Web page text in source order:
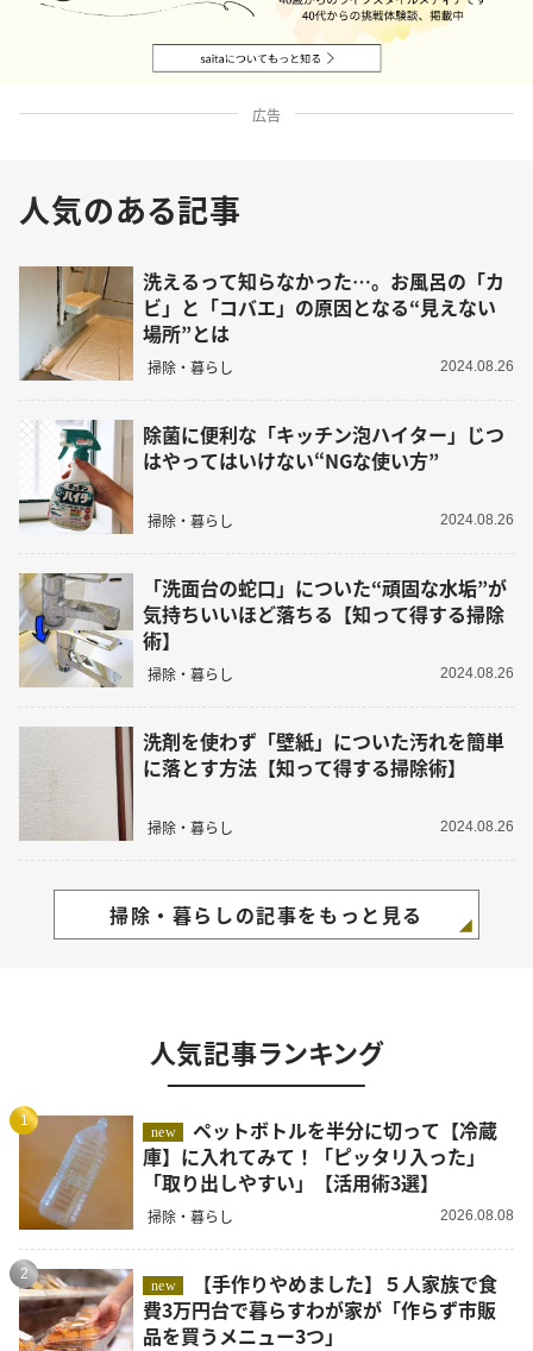
広告
人気のある記事
洗えるって知らなかった…。お風呂の「カ
ビ」と「コバエ」の原因となる“見えない
場所”とは
掃除・暮らし 2024.08.26
除菌に便利な「キッチン泡ハイター」じつ
はやってはいけない“NGな使い方”
掃除・暮らし 2024.08.26
「洗面台の蛇口」についた“頑固な水垢”が
気持ちいいほど落ちる【知って得する掃除
術】
掃除・暮らし 2024.08.26
洗剤を使わず「壁紙」についた汚れを簡単
に落とす方法【知って得する掃除術】
掃除・暮らし 2024.08.26
掃除・暮らしの記事をもっと見る
人気記事ランキング
1
new
ペットボトルを半分に切って【冷蔵
庫】に入れてみて！「ピッタリ入った」
「取り出しやすい」【活用術3選】
掃除・暮らし 2026.08.08
2
new
費3万円台で暮らすわが家が「作らず市販
品を買うメニュー3つ」